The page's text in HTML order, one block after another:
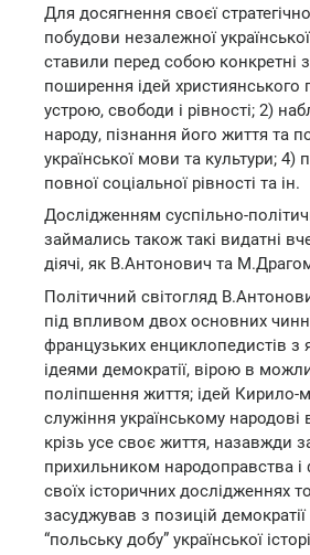
Для досягнення своєї
побудови незалежної
ставили перед собою конкретні
поширення ідей християнського
устрою, свободи і рівності; 2)
народу, пізнання його життя та
української мови та культури; 4)
повної соціальної рівності та ін.
Дослідженням суспільно-
займались також такі видатні
діячі, як В.Антонович та
Політичний світогляд
під впливом двох основних
французьких енциклопедистів з
ідеями демократії, вірою в
поліпшення життя; ідей Кирило-
служіння українському народові
крізь усе своє життя, назавжди
прихильником народоправства і
своїх історичних дослідженнях
засуджував з позицій
“польську добу” української